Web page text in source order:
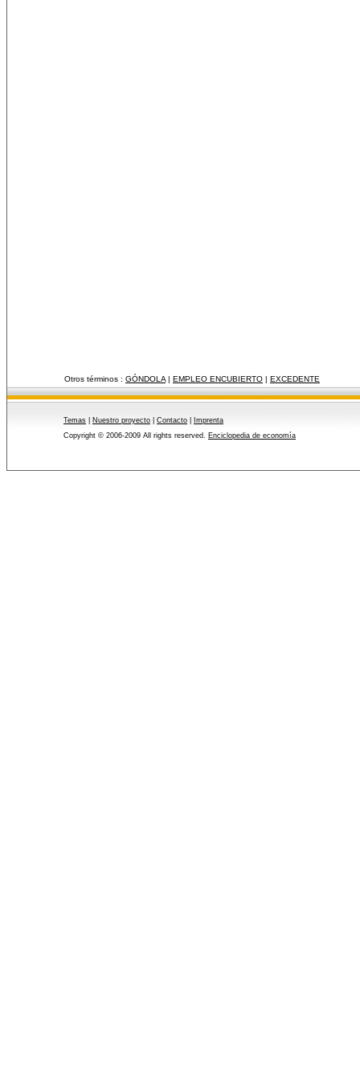
Otros términos : GÓNDOLA | EMPLEO ENCUBIERTO | EXCEDENTE
Temas Nuestro proyecto Contacto
Imprenta
Copyright © 2006-2009 All rights reserved. Enciclopedia de economía